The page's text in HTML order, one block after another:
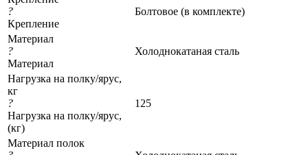
?
Крепление
Болтовое (в комплекте)
Материал
?
Материал
Холоднокатаная сталь
Нагрузка на полку/ярус,
кг
?
Нагрузка на полку/ярус,
(кг)
125
Материал полок